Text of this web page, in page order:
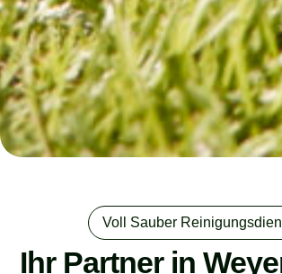
Voll Sauber
Ihr Partner in